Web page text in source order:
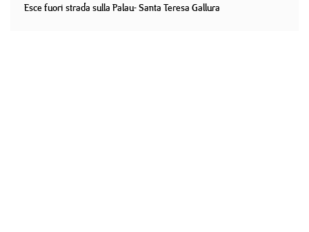
Esce fuori strada sulla Palau- Santa Teresa Gallura